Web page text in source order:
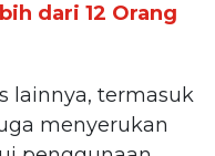
dari 12 Orang
lainnya, termasuk
menyerukan